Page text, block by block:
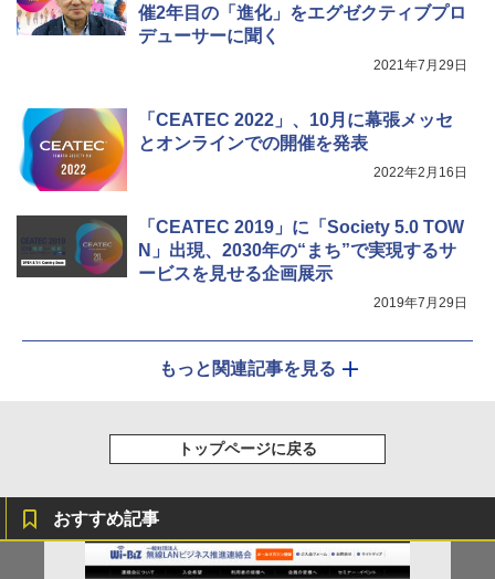
催2年目の「進化」をエグゼクティブプロ
デューサーに聞く
2021年7月29日
「CEATEC 2022」、10月に幕張メッセ
とオンラインでの開催を発表
2022年2月16日
「CEATEC 2019」に「Society 5.0 TOW
N」出現、2030年の“まち”で実現するサ
ービスを見せる企画展示
2019年7月29日
もっと関連記事を見る
トップページに戻る
おすすめ記事